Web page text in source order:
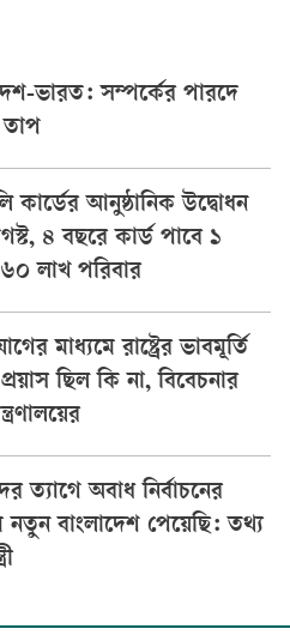
ভারত: সম্পর্কের পারদে
কার্ডের আনুষ্ঠানিক উদ্বোধন
৪ বছরে কার্ড পাবে ১
লাখ পরিবার
মাধ্যমে রাষ্ট্রের ভাবমূর্তি
প্রয়াস ছিল কি না, বিবেচনার
ত্যাগে অবাধ নির্বাচনের
নতুন বাংলাদেশ পেয়েছি: তথ্য